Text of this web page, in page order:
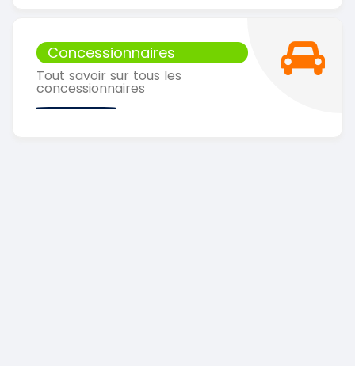
Concessionnaires
Tout savoir sur tous les
concessionnaires